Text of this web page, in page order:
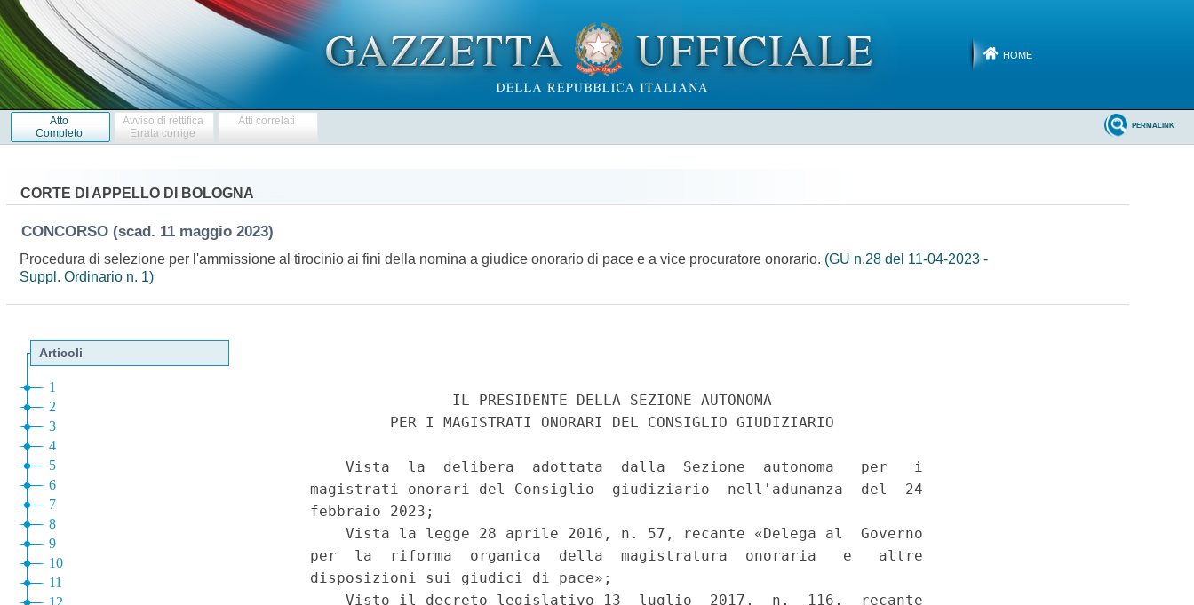
HOME
Atto
Completo
Avviso di rettifica
Errata corrige
Atti correlati PERMALINK
CORTE DI APPELLO DI BOLOGNA
CONCORSO (scad. 11 maggio 2023)
Procedura di selezione per l'ammissione al tirocinio ai fini della nomina a giudice onorario di pace e a vice procuratore onorario. (GU n.28 del 11-04-2023 -
Suppl. Ordinario n. 1)